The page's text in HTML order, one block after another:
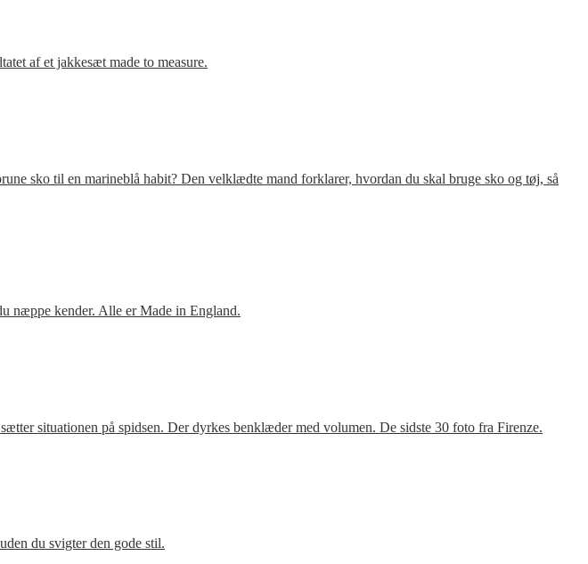
af et jakkesæt made to measure.
sko til en marineblå habit? Den velklædte mand forklarer, hvordan du skal bruge sko og tøj, så
næppe kender. Alle er Made in England.
situationen på spidsen. Der dyrkes benklæder med volumen. De sidste 30 foto fra Firenze.
du svigter den gode stil.